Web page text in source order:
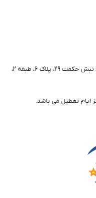
آدرس: قزوین، بلوار شهید سلیمانی (نوروزیان)، نبش حکمت ۲۹، پلاک ۶، طبقه ۲،